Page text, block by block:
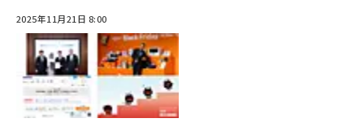
2025年11月21日 8:00